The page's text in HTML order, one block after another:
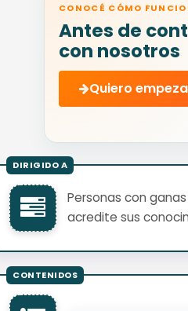
CONOCÉ CÓMO
Antes de
con nosotros
Quiero
Personas con
acredite sus